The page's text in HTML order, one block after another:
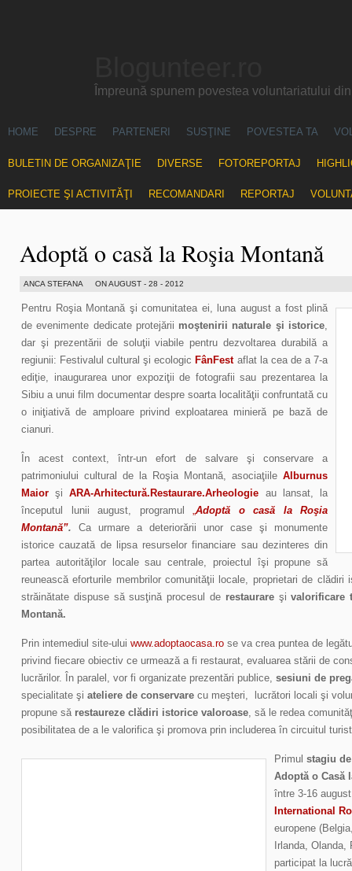
Împreună spunem povestea voluntariatului
HOME DESPRE PARTENERI SUSŢINE POVESTEA TA
BULETIN DE ORGANIZAŢIE DIVERSE FOTOREPORTAJ
PROIECTE ŞI ACTIVITĂŢI RECOMANDARI REPORTAJ
Adoptă o casă la Roşia Montană
ANCA STEFANA ON AUGUST - 28 - 2012
Pentru Roşia Montană şi comunitatea ei, luna august a fost plină
de evenimente dedicate protejării moştenirii naturale şi istorice,
dar şi prezentării de soluţii viabile pentru dezvoltarea durabilă a
regiunii: Festivalul cultural şi ecologic FânFestaflat la cea de a 7-a
ediţie, inaugurarea unor expoziţii de fotografii sau prezentarea la
Sibiu a unui film documentar despre soarta localităţii confruntată cu
o iniţiativă de amploare privind exploatarea minieră pe bază de
cianuri.
În acest context, într-un efort de salvare şi conservare a
patrimoniului cultural de la Roşia Montană, asociaţiile Alburnus
Maior şiARA-Arhitectură.Restaurare.Arheologie au lansat, la
începutul lunii august, programul „Adoptă o casă la Roşia
Montană”. Ca urmare a deteriorării unor case şi monumente
istorice cauzată de lipsa resurselor financiare sau dezinteres din
partea autorităţilor locale sau centrale, proiectul îşi propune să
reunească eforturile membrilor comunităţii locale, proprietari de
străinătate dispuse să susţină procesul de restaurareşivalorificare
Montană.
Prin intemediul site-ului www.adoptaocasa.ro se va crea puntea de
privind fiecare obiectiv ce urmează a fi restaurat, evaluarea stării de
lucrărilor. În paralel, vor fi organizate prezentări publice, sesiuni de
specialitate şi ateliere de conservare cu meşteri, lucrători locali şi
propune să restaureze clădiri istorice valoroase, să le redea
posibilitatea de a le valorifica şi promova prin includerea în circuitul
Primul stagiu
Adoptă o Casă
între 3-16
International
europene
Irlanda,
participat la